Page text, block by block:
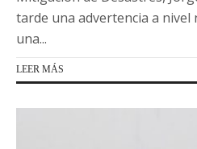
tarde una advertencia a nivel
una...
LEER MÁS